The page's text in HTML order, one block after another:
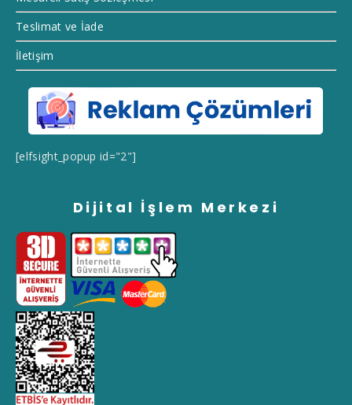
Teslimat ve İade
İletişim
[elfsight_popup id="2"]
Dijital İşlem Merkezi